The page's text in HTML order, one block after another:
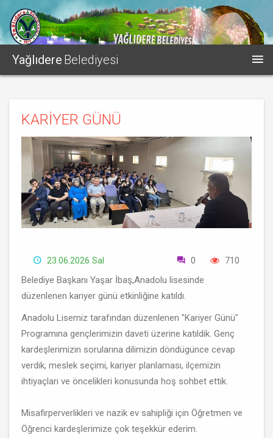
Yağlıdere Belediyesi
KARİYER GÜNÜ
23.06.2026 Sal 0
710
Belediye Başkanı Yaşar İbaş,Anadolu lisesinde
düzenlenen kariyer günü etkinliğine katıldı.
Anadolu Lisemiz tarafından düzenlenen "Kariyer Günü"
Programına gençlerimizin daveti üzerine katıldik. Genç
kardeşlerimizin sorularına dilimizin döndügünce cevap
verdik, meslek seçimi, kariyer planlaması, ilçemizin
ihtiyaçları ve öncelikleri konusunda hoş sohbet ettik.
Misafirperverlikleri ve nazik ev sahipliği için Öğretmen ve
Öğrenci kardeşlerimize çok teşekkür ederim.